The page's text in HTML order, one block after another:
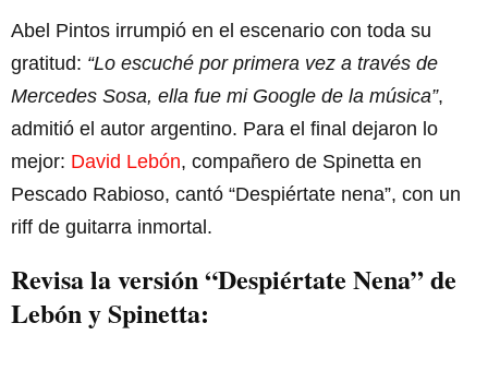
Abel Pintos irrumpió en el escenario con toda su
gratitud: “Lo escuché por primera vez a través de
Mercedes Sosa, ella fue mi Google de la música”,
admitió el autor argentino. Para el final dejaron lo
mejor: David Lebón, compañero de Spinetta en
Pescado Rabioso, cantó “Despiértate nena”, con un
riff de guitarra inmortal.
Revisa la versión “Despiértate Nena” de
Lebón y Spinetta: